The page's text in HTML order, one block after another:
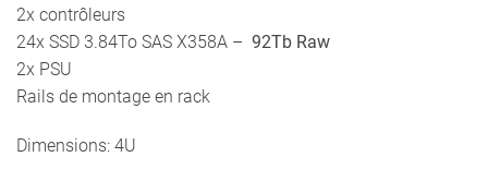
Brut
2x contrôleurs
24x SSD 3.84To SAS X358A – 92Tb Raw
2x PSU
Rails de montage en rack
Dimensions: 4U